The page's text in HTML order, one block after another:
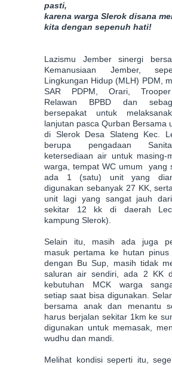
pasti,
karena warga Slerok disana
kita dengan sepenuh hati!
Lazismu Jember sinergi
Kemanusiaan Jember,
Lingkungan Hidup (MLH) PDM,
SAR PDPM, Orari, Trooper
Relawan BPBD dan
bersepakat untuk
lanjutan pasca Qurban Bersama
di Slerok Desa Slateng Kec.
berupa pengadaan
ketersediaan air untuk masing-
warga, tempat WC umum yang
ada 1 (satu) unit yang
digunakan sebanyak 27 KK,
unit lagi yang sangat jauh
sekitar 12 kk di daerah
kampung Slerok).
Selain itu, masih ada juga
masuk pertama ke hutan
dengan Bu Sup, masih tidak
saluran air sendiri, ada 2 KK
kebutuhan MCK warga
setiap saat bisa digunakan.
bersama anak dan menantu
harus berjalan sekitar 1km ke
digunakan untuk memasak,
wudhu dan mandi.
Melihat kondisi seperti itu,